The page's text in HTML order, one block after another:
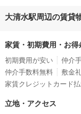
大清水駅周辺の賃貸
家賃・初期費用・お得
初期費用が安い
仲介
仲介手数料無料
敷金
家賃クレジットカード
立地・アクセス